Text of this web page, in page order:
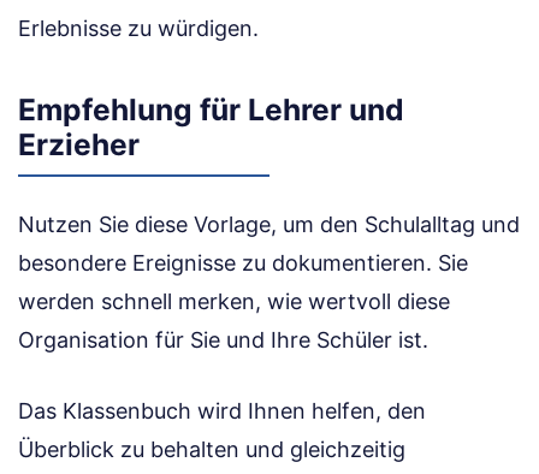
Erlebnisse zu würdigen.
Empfehlung für Lehrer und
Erzieher
Nutzen Sie diese Vorlage, um den Schulalltag und
besondere Ereignisse zu dokumentieren. Sie
werden schnell merken, wie wertvoll diese
Organisation für Sie und Ihre Schüler ist.
Das Klassenbuch wird Ihnen helfen, den
Überblick zu behalten und gleichzeitig